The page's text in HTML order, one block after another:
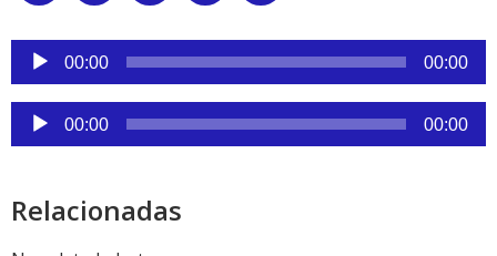
Reproductor
audio
00:00 00:00
Reproductor
de
00:00 00:00
Relacionadas